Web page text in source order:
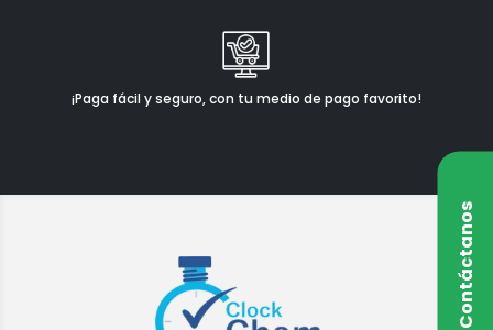
¡Paga fácil y seguro, con tu medio de pago favorito!
Contáctanos